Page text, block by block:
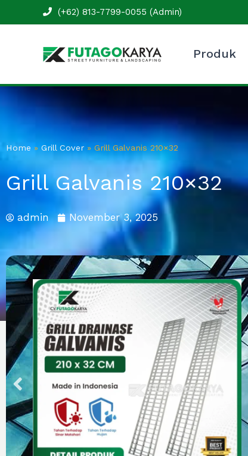
to
(+62) 813-7799-0055 (Admin)
Produk
Home » Grill Cover » Grill Galvanis 210×32
Grill Galvanis 210×32
admin November 3, 2025